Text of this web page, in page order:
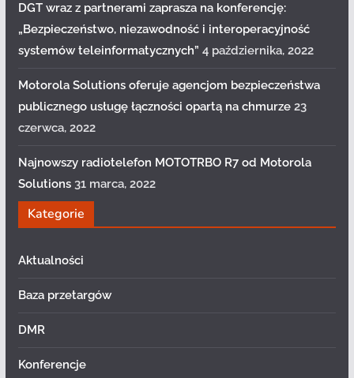
DGT wraz z partnerami zaprasza na konferencję:
„Bezpieczeństwo, niezawodność i interoperacyjność
systemów teleinformatycznych” 4 października, 2022
Motorola Solutions oferuje agencjom bezpieczeństwa
publicznego usługę łączności opartą na chmurze 23
czerwca, 2022
Najnowszy radiotelefon MOTOTRBO R7 od Motorola
Solutions 31 marca, 2022
Kategorie
Aktualności
Baza przetargów
DMR
Konferencje